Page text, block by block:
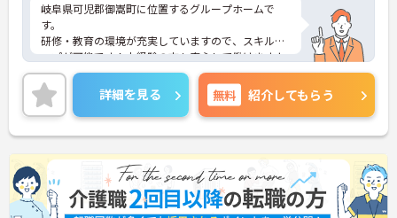
岐阜県可児郡御嵩町に位置するグループホームで
す。
研修・教育の環境が充実していますので、スキルア
ップが可能です！未経験の方も安心して働けますよ
♪
駐車場が完備されていて、マイカー通勤が可能なた
め通勤に便利です。
ご興味をお持ちの方には、詳細の情報や面接のポイ
ントをお伝えしますのでお気軽にお問い合わせくだ
さい。
詳細を見る 無料 紹介してもらう